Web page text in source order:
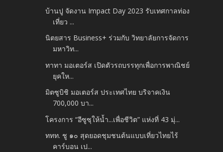
บ้านปู จัดงาน Impact Day 2023 รับเทศกาลท่อง
เที่ยว ...
นิตยสาร Business+ ร่วมกับ วิทยาลัยการจัดการ
มหาวิท...
ทาทา มอเตอร์ส เปิดตัวรถบรรทุกเพื่อการพาณิชย์
ยุคให...
มิตซูบิชิ มอเตอร์ส ประเทศไทย บริจาคเงิน
700,000 บา...
โครงการ “อีซูซุให้น้ำ...เพื่อชีวิต” แห่งที่ 43 มุ่...
ททท. ชู ๑๐ สุดยอดชุมชนต้นแบบเที่ยวไทยไร้
คาร์บอน เป...